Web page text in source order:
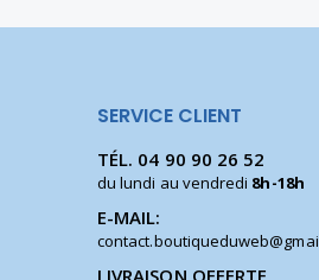
SERVICE CLIENT
TÉL. 04 90 90 26 52
du lundi au vendredi 8h-18h
E-MAIL:
LIVRAISON OFFERTE